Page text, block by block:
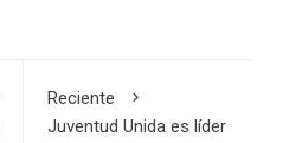
Reciente
Juventud Unida es líder